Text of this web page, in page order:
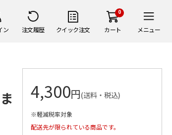
ン 注文履歴 クイック注文
0
カート メニュー
4,300円(送料・税込)
※軽減税率対象
配送先が限られている商品です。